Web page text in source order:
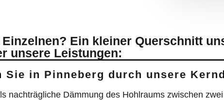
Ein kleiner Querschnitt
unsere Leistungen:
Sie in Pinneberg durch unsere
nachträgliche Dämmung des Hohlraums zwischen